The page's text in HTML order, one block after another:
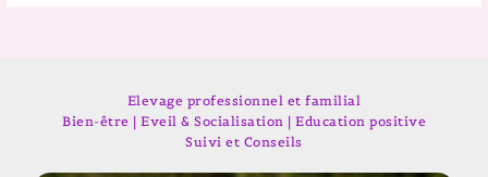
Elevage professionnel et familial
Bien-être | Eveil & Socialisation | Education positive
Suivi et Conseils